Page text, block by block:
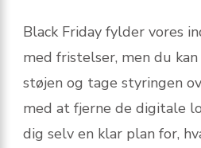
Black Friday fylder vores
med fristelser, men du
støjen og tage styringen
med at fjerne de digitale
dig selv en klar plan for,